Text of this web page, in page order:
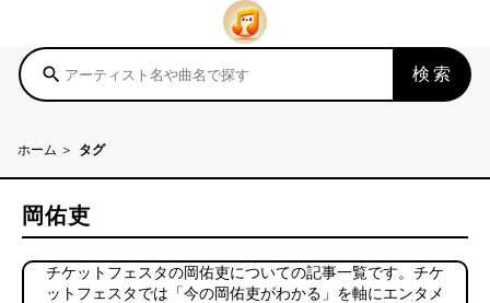
search 検索
ホーム タグ
岡佑吏
チケットフェスタの岡佑吏についての記事一覧です。チケ
ットフェスタでは「今の岡佑吏がわかる」を軸にエンタメ